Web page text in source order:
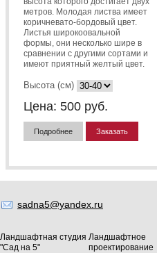
метров. Молодая листва имеет
коричневато-бордовый цвет.
Листья широкоовальной
формы, они несколько шире в
сравнении с другими сортами и
имеют приятный желтый цвет.
Высота (см)
Цена: 500 руб.
Подробнее Заказать
sadna5@yandex.ru
Ландшафтная студия
"Сад на 5"
Ландшафтное
проектирование